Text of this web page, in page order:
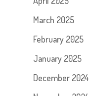
March 2025
February 2025
January 2025
December 2024